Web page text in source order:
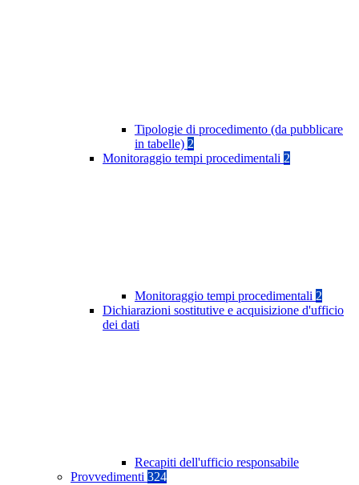
Tipologie di procedimento (da pubblicare
in tabelle) 2
Monitoraggio tempi procedimentali 2
Monitoraggio tempi procedimentali 2
Dichiarazioni sostitutive e acquisizione d'ufficio
dei dati
Recapiti dell'ufficio responsabile
Provvedimenti 324